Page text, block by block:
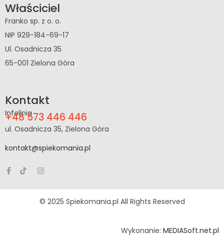
Właściciel
Franko sp. z o. o.
NIP 929-184-69-17
Ul. Osadnicza 35
65-001 Zielona Góra
Kontakt
Infolinia
+48 573 446 446
ul. Osadnicza 35, Zielona Góra
kontakt@spiekomania.pl
© 2025 Spiekomania.pl All Rights Reserved
Wykonanie: MEDIASoft.net.pl